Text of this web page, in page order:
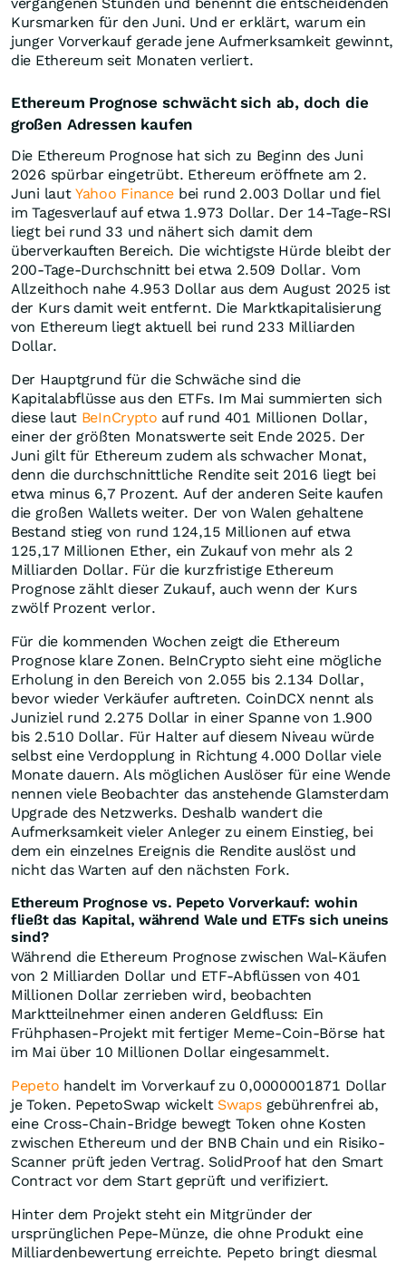
Kursmarken für den Juni. Und er erklärt, warum ein
junger Vorverkauf gerade jene Aufmerksamkeit gewinnt,
die Ethereum seit Monaten verliert.
Ethereum Prognose schwächt sich ab, doch die
großen Adressen kaufen
Die Ethereum Prognose hat sich zu Beginn des Juni
2026 spürbar eingetrübt. Ethereum eröffnete am 2.
Juni laut Yahoo Finance bei rund 2.003 Dollar und fiel
im Tagesverlauf auf etwa 1.973 Dollar. Der 14-Tage-RSI
liegt bei rund 33 und nähert sich damit dem
überverkauften Bereich. Die wichtigste Hürde bleibt der
200-Tage-Durchschnitt bei etwa 2.509 Dollar. Vom
Allzeithoch nahe 4.953 Dollar aus dem August 2025 ist
der Kurs damit weit entfernt. Die Marktkapitalisierung
von Ethereum liegt aktuell bei rund 233 Milliarden
Dollar.
Der Hauptgrund für die Schwäche sind die
Kapitalabflüsse aus den ETFs. Im Mai summierten sich
diese laut BeInCrypto auf rund 401 Millionen Dollar,
einer der größten Monatswerte seit Ende 2025. Der
Juni gilt für Ethereum zudem als schwacher Monat,
denn die durchschnittliche Rendite seit 2016 liegt bei
etwa minus 6,7 Prozent. Auf der anderen Seite kaufen
die großen Wallets weiter. Der von Walen gehaltene
Bestand stieg von rund 124,15 Millionen auf etwa
125,17 Millionen Ether, ein Zukauf von mehr als 2
Milliarden Dollar. Für die kurzfristige Ethereum
Prognose zählt dieser Zukauf, auch wenn der Kurs
zwölf Prozent verlor.
Für die kommenden Wochen zeigt die Ethereum
Prognose klare Zonen. BeInCrypto sieht eine mögliche
Erholung in den Bereich von 2.055 bis 2.134 Dollar,
bevor wieder Verkäufer auftreten. CoinDCX nennt als
Juniziel rund 2.275 Dollar in einer Spanne von 1.900
bis 2.510 Dollar. Für Halter auf diesem Niveau würde
selbst eine Verdopplung in Richtung 4.000 Dollar viele
Monate dauern. Als möglichen Auslöser für eine Wende
nennen viele Beobachter das anstehende Glamsterdam
Upgrade des Netzwerks. Deshalb wandert die
Aufmerksamkeit vieler Anleger zu einem Einstieg, bei
dem ein einzelnes Ereignis die Rendite auslöst und
nicht das Warten auf den nächsten Fork.
Ethereum Prognose vs. Pepeto Vorverkauf: wohin
fließt das Kapital, während Wale und ETFs sich uneins
sind?
Während die Ethereum Prognose zwischen Wal-Käufen
von 2 Milliarden Dollar und ETF-Abflüssen von 401
Millionen Dollar zerrieben wird, beobachten
Marktteilnehmer einen anderen Geldfluss: Ein
Frühphasen-Projekt mit fertiger Meme-Coin-Börse hat
im Mai über 10 Millionen Dollar eingesammelt.
Pepeto handelt im Vorverkauf zu 0,0000001871 Dollar
je Token. PepetoSwap wickelt Swapsgebührenfrei ab,
eine Cross-Chain-Bridge bewegt Token ohne Kosten
zwischen Ethereum und der BNB Chain und ein Risiko-
Scanner prüft jeden Vertrag. SolidProof hat den Smart
Contract vor dem Start geprüft und verifiziert.
Hinter dem Projekt steht ein Mitgründer der
ursprünglichen Pepe-Münze, die ohne Produkt eine
Milliardenbewertung erreichte. Pepeto bringt diesmal